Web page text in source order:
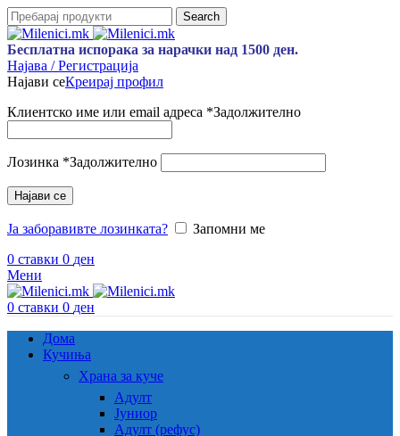
Search
Бесплатна испорака за нарачки над 1500 ден.
Најава / Регистрација
Најави сеКреирај профил
Клиентско име или email адреса *Задолжително
Лозинка *Задолжително
Најави се
Ја заборавивте лозинката?
Запомни ме
0 ставки 0 ден
Мени
0 ставки 0 ден
Дома
Кучиња
Храна за куче
Адулт
Јуниор
Адулт (рефус)